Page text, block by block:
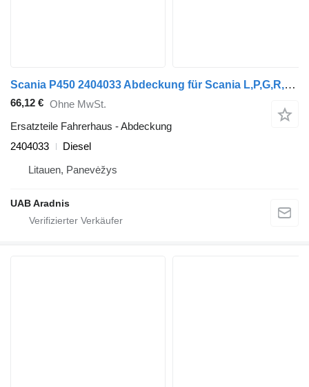
Scania P450 2404033 Abdeckung für Scania L,P,G,R,S series Sattelzugmaschine
66,12 € Ohne MwSt.
Ersatzteile Fahrerhaus - Abdeckung
2404033
Diesel
Litauen, Panevėžys
UAB Aradnis